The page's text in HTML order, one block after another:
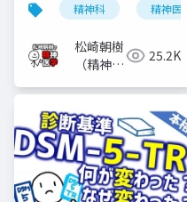
精神科 精神医学
松崎朝樹
（精神科
25.2K